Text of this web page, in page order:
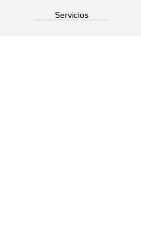
Servicios